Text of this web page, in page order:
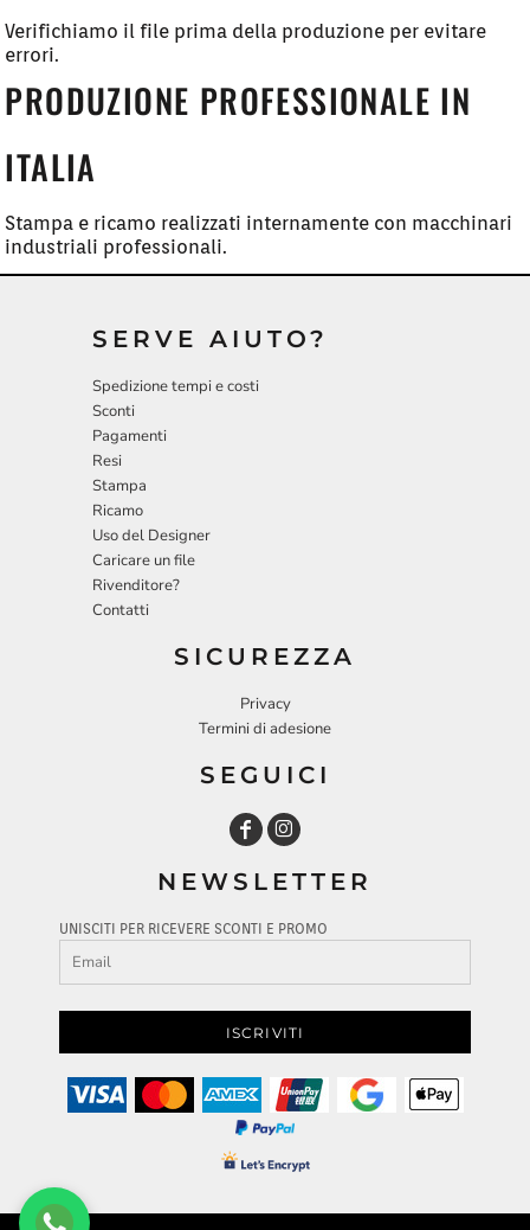
Verifichiamo il file prima della produzione per evitare
errori.
PRODUZIONE PROFESSIONALE IN
ITALIA
Stampa e ricamo realizzati internamente con macchinari
industriali professionali.
SERVE AIUTO?
Spedizione tempi e costi
Sconti
Pagamenti
Resi
Stampa
Ricamo
Uso del Designer
Caricare un file
Rivenditore?
Contatti
SICUREZZA
Privacy
Termini di adesione
SEGUICI
NEWSLETTER
UNISCITI PER RICEVERE SCONTI E PROMO
ISCRIVITI